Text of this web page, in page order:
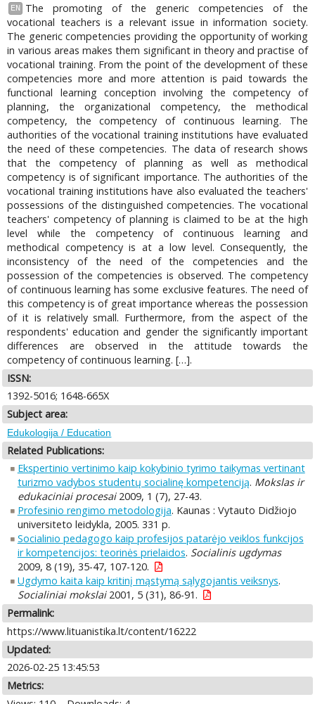
EN
The promoting of the generic competencies of the
vocational teachers is a relevant issue in information society.
The generic competencies providing the opportunity of working
in various areas makes them significant in theory and practise of
vocational training. From the point of the development of these
competencies more and more attention is paid towards the
functional learning conception involving the competency of
planning, the organizational competency, the methodical
competency, the competency of continuous learning. The
authorities of the vocational training institutions have evaluated
the need of these competencies. The data of research shows
that the competency of planning as well as methodical
competency is of significant importance. The authorities of the
vocational training institutions have also evaluated the teachers'
possessions of the distinguished competencies. The vocational
teachers' competency of planning is claimed to be at the high
level while the competency of continuous learning and
methodical competency is at a low level. Consequently, the
inconsistency of the need of the competencies and the
possession of the competencies is observed. The competency
of continuous learning has some exclusive features. The need of
this competency is of great importance whereas the possession
of it is relatively small. Furthermore, from the aspect of the
respondents' education and gender the significantly important
differences are observed in the attitude towards the
competency of continuous learning. […].
ISSN:
1392-5016; 1648-665X
Subject area:
Edukologija / Education
Related Publications:
Ekspertinio vertinimo kaip kokybinio tyrimo taikymas vertinant
turizmo vadybos studentų socialinę kompetenciją. Mokslas ir
edukaciniai procesai2009, 1 (7), 27-43.
Profesinio rengimo metodologija. Kaunas : Vytauto Didžiojo
universiteto leidykla, 2005. 331 p.
Socialinio pedagogo kaip profesijos patarėjo veiklos funkcijos
ir kompetencijos: teorinės prielaidos. Socialinis ugdymas
2009, 8 (19), 35-47, 107-120.
Ugdymo kaita kaip kritinį mąstymą sąlygojantis veiksnys.
Socialiniai mokslai2001, 5 (31), 86-91.
Permalink:
https://www.lituanistika.lt/content/16222
Updated:
2026-02-25 13:45:53
Metrics: